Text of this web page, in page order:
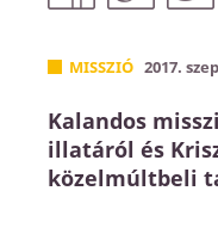
MISSZIÓ 2017.
Kalandos
illatáról és
közelmúltbeli